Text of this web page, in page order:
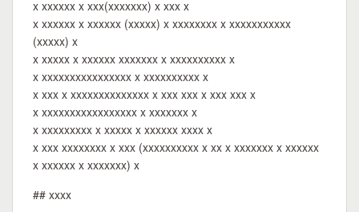
x xxxxxx x xxx(xxxxxxx) x xxx x
x xxxxxx x xxxxxx (xxxxx) x xxxxxxxx x xxxxxxxxxxx
(xxxxx) x
x xxxxx x xxxxxx xxxxxxx x xxxxxxxxxx x
x xxxxxxxxxxxxxxxx x xxxxxxxxxx x
x xxx x xxxxxxxxxxxxxx x xxx xxx x xxx xxx x
x xxxxxxxxxxxxxxxxx x xxxxxxx x
x xxxxxxxxx x xxxxx x xxxxxx xxxx x
x xxx xxxxxxxx x xxx (xxxxxxxxxx x xx x xxxxxxx x xxxxxx
x xxxxxx x xxxxxxx) x
## xxxx